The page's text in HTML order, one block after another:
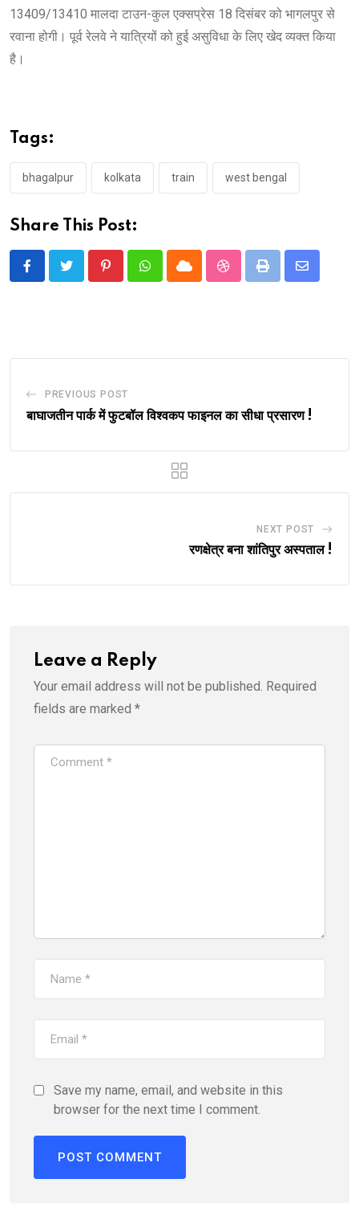
13409/13410 मालदा टाउन-कुल एक्सप्रेस 18 दिसंबर को भागलपुर से
रवाना होगी। पूर्व रेलवे ने यात्रियों को हुई असुविधा के लिए खेद व्यक्त किया
है।
Tags:
bhagalpur kolkata train west bengal
Share This Post:
PinterestWhatsappCloud StumbleUpon
Print
Share
PREVIOUS POST
बाघाजतीन पार्क में फुटबॉल विश्वकप फाइनल का सीधा प्रसारण !
NEXT POST
रणक्षेत्र बना शांतिपुर अस्पताल !
Leave a Reply
Your email address will not be published. Required
fields are marked *
Save my name, email, and website in this
browser for the next time I comment.